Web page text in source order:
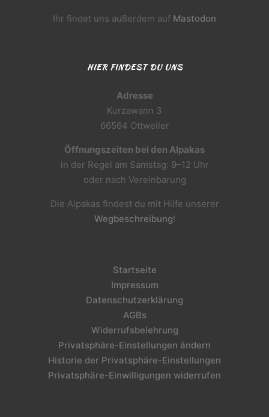
Ihr findet uns außerdem auf Mastodon
HIER FINDEST DU UNS
Adresse
Kurzawann 3
66564 Ottweiler
Öffnungszeiten bei den Alpakas
in der Regel am Samstag: 9–12 Uhr
oder nach Vereinbarung
Die Alpakas findest du mit Hilfe unserer
Wegbeschreibung!
Startseite
Impressum
Datenschutzerklärung
AGBs
Widerrufsbelehrung
Privatsphäre-Einstellungen ändern
Historie der Privatsphäre-Einstellungen
Privatsphäre-Einwilligungen widerrufen